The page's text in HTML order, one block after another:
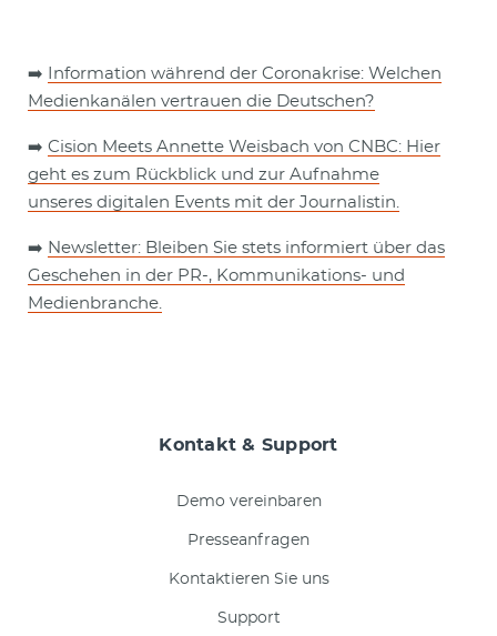
➡️
Information während der Coronakrise: Welchen
Medienkanälen vertrauen die Deutschen?
➡️ Cision Meets Annette Weisbach von CNBC: Hier
geht es zum Rückblick und zur Aufnahme
unseres digitalen Events mit der Journalistin.
➡️ Newsletter: Bleiben Sie stets informiert über das
Geschehen in der PR-, Kommunikations- und
Medienbranche.
Kontakt & Support
Demo vereinbaren
Presseanfragen
Kontaktieren Sie uns
Support